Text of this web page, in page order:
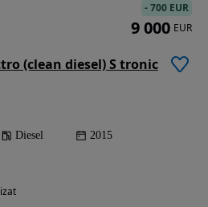
(clean diesel) S tronic
Diesel 2015
-700 EUR
9 000 EUR